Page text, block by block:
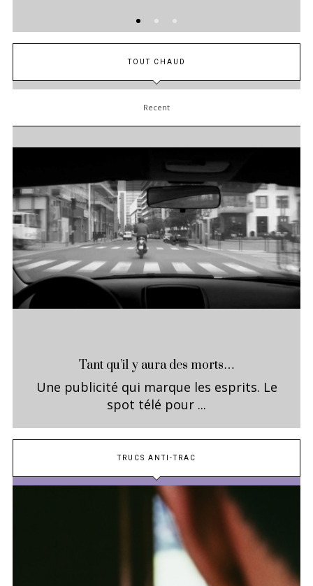
TOUT CHAUD
Recent
Tant qu’il y aura des morts…
Une publicité qui marque les esprits. Le
spot télé pour ...
TRUCS ANTI-TRAC